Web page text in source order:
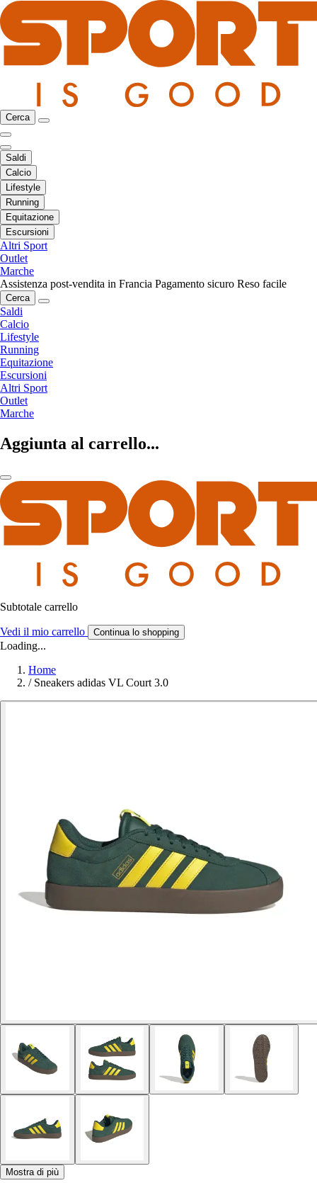
Cerca
Saldi
Calcio
Lifestyle
Running
Equitazione
Escursioni
Altri Sport
Outlet
Marche
Assistenza post-vendita in Francia Pagamento sicuro Reso facile
Cerca
Saldi
Calcio
Lifestyle
Running
Equitazione
Escursioni
Altri Sport
Outlet
Marche
Aggiunta al carrello...
Subtotale carrello
Vedi il mio carrello Continua lo shopping
Loading...
Home
/ Sneakers adidas VL Court 3.0
Mostra di più